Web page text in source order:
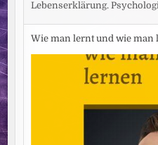
Lebenserklärung.
Wie man lernt und wie man